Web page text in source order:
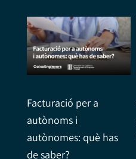
Facturació per a
autònoms i
autònomes: què has
de saber?